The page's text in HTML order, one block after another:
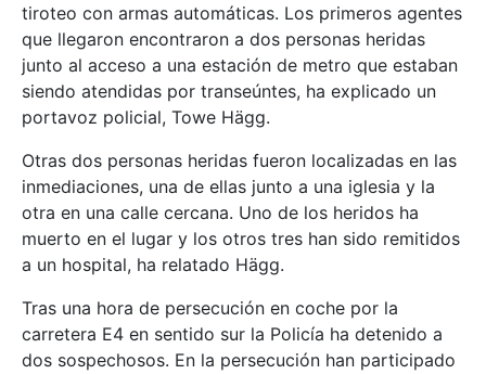
tiroteo con armas automáticas. Los primeros agentes
que llegaron encontraron a dos personas heridas
junto al acceso a una estación de metro que estaban
siendo atendidas por transeúntes, ha explicado un
portavoz policial, Towe Hägg.
Otras dos personas heridas fueron localizadas en las
inmediaciones, una de ellas junto a una iglesia y la
otra en una calle cercana. Uno de los heridos ha
muerto en el lugar y los otros tres han sido remitidos
a un hospital, ha relatado Hägg.
Tras una hora de persecución en coche por la
carretera E4 en sentido sur la Policía ha detenido a
dos sospechosos. En la persecución han participado